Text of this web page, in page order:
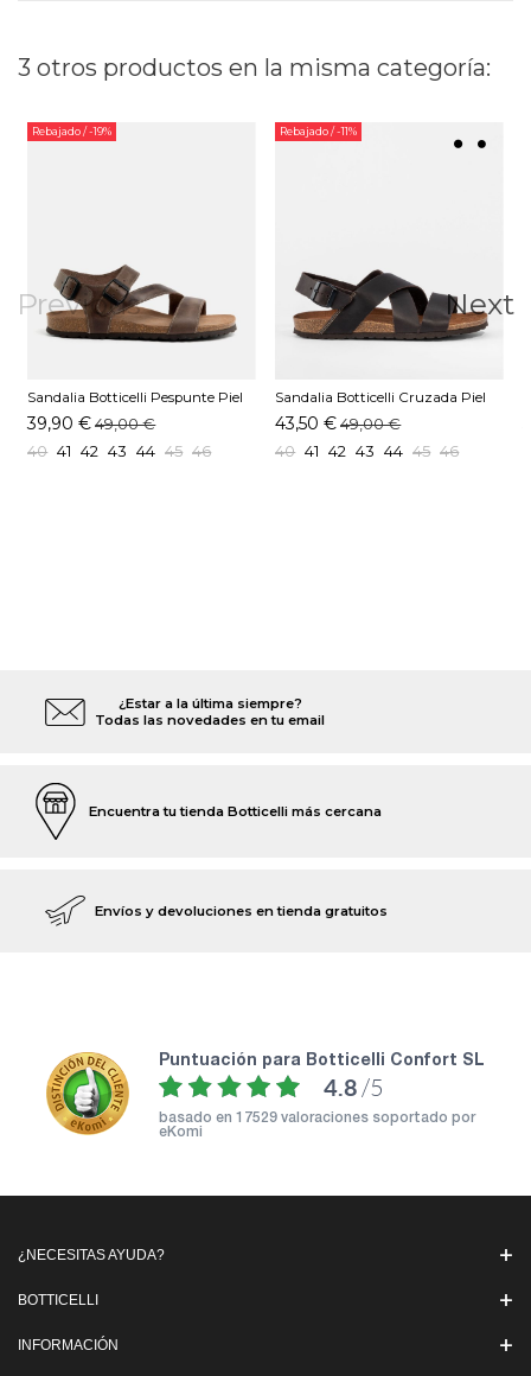
3 otros productos en la misma categoría:
Previous
Rebajado/ -19%
Sandalia Botticelli Pespunte Piel
Cepillado Marrón
39,90 € 49,00 €
40 41 42 43 44 45 46
Rebajado/ -11%
Sandalia Botticelli Cruzada Piel
Cepillado Moka
43,50 € 49,00 €
40 41 42 43 44 45 46
Next
¿Estar a la última siempre?
Todas las novedades en tu email
Encuentra tu tienda Botticelli más cercana
Envíos y devoluciones en tienda gratuitos
puntuación para Botticelli Confort SL
4.8 /5
basado en 17529 valoraciones soportado por
eKomi
¿NECESITAS AYUDA?
BOTTICELLI
INFORMACIÓN